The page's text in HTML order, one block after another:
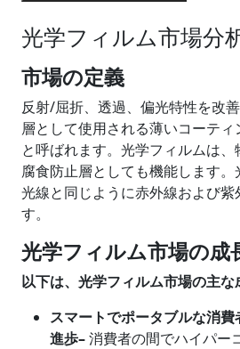
光学フィルム市場分
市場の定義
反射/屈折、透過、偏光特性を改
層として使用される薄いコーテ
と呼ばれます。光学フィルムは
腐食防止層としても機能します
光線と同じように赤外線および紫
す。
光学フィルム市場の成
以下は、光学フィルム市場の主な
スマートでポータブルな消
進歩–消費者の間でハイパー